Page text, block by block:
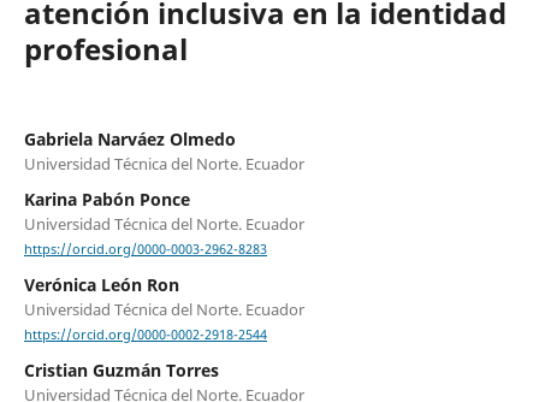
atención inclusiva en la identidad
profesional
Gabriela Narváez Olmedo
Universidad Técnica del Norte. Ecuador
Karina Pabón Ponce
Universidad Técnica del Norte. Ecuador
https://orcid.org/0000-0003-2962-8283
Verónica León Ron
Universidad Técnica del Norte. Ecuador
https://orcid.org/0000-0002-2918-2544
Cristian Guzmán Torres
Universidad Técnica del Norte. Ecuador